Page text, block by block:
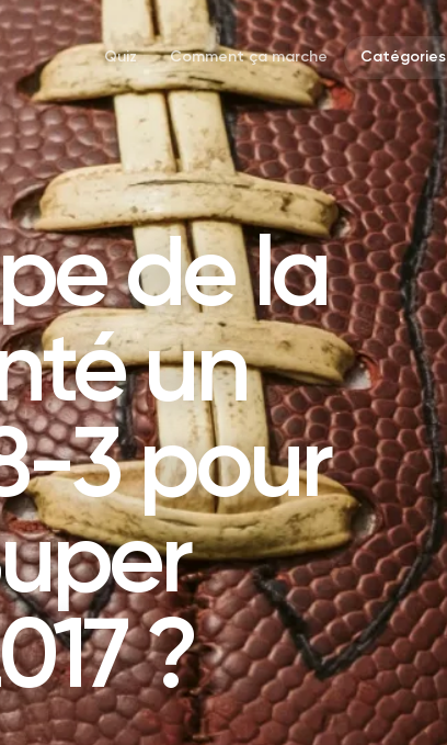
Quiz Comment ça marche Catégories
de la
un
3 pour
?